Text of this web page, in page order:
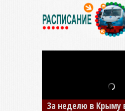
В Джанкое